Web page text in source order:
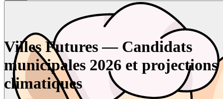
Villes Futures — Candidats
municipales 2026 et projections
climatiques